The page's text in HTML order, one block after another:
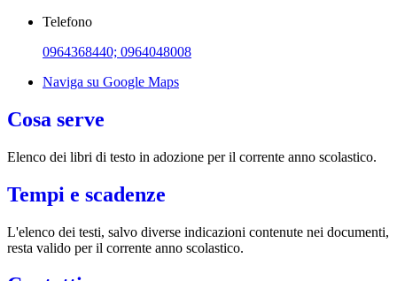
Telefono
0964368440; 0964048008
Naviga su Google Maps
Cosa serve
Elenco dei libri di testo in adozione per il corrente anno scolastico.
Tempi e scadenze
L'elenco dei testi, salvo diverse indicazioni contenute nei documenti,
resta valido per il corrente anno scolastico.